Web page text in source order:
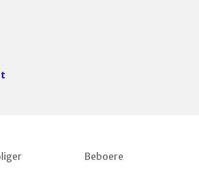
Beboere